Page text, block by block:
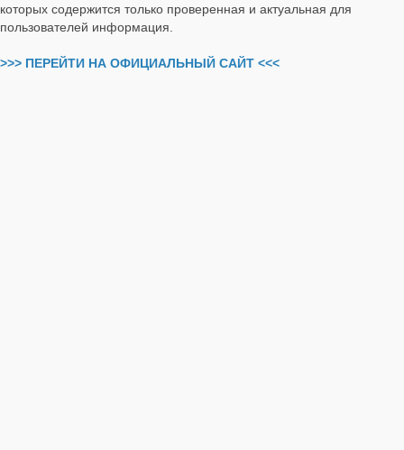
которых содержится только проверенная и актуальная для
пользователей информация.
>>> ПЕРЕЙТИ НА ОФИЦИАЛЬНЫЙ САЙТ <<<